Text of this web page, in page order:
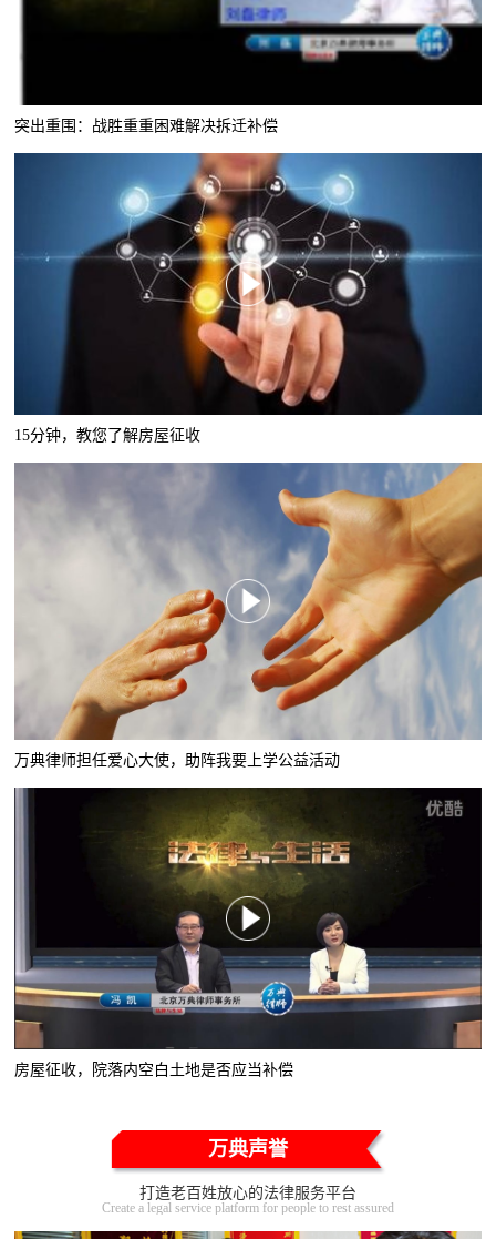
突出重围：战胜重重困难解决拆迁补偿
15分钟，教您了解房屋征收
万典律师担任爱心大使，助阵我要上学公益活动
房屋征收，院落内空白土地是否应当补偿
万典声誉
打造老百姓放心的法律服务平台
Create a legal service platform for people to rest assured